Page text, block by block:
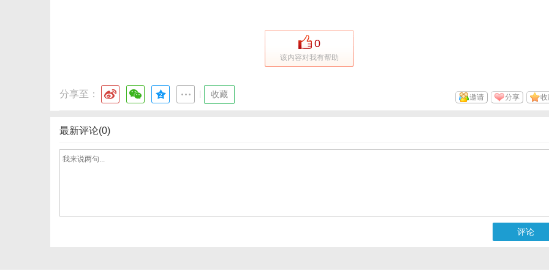
0
该内容对我有帮助
分享至： 收藏 分享
邀请
最新评论(0)
评论